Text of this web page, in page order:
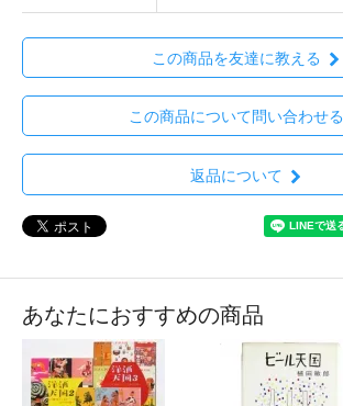
この商品を友達に教える
この商品について問い合わせる
返品について
あなたにおすすめの商品